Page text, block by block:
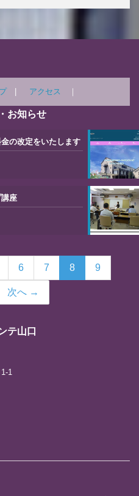
| アクセス
お知らせ
の改定をいたします
座
6 7 8 9
次へ →
テ山口
1